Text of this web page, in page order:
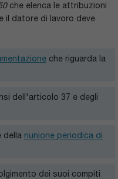
che elenca le attribuzioni
il datore di lavoro deve
che riguarda la
dell'articolo 37 e degli
della riunione periodica di
dei suoi compiti